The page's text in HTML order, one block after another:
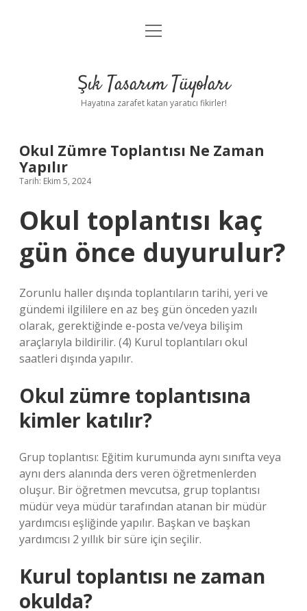
Anasayfa
Yasal Uyarı
menüyü
Şık Tasarım Tüyoları
Hayatına zarafet katan yaratıcı fikirler!
Okul Zümre Toplantısı Ne Zaman
Yapılır
Tarih: Ekim 5, 2024
Okul toplantısı kaç
gün önce duyurulur?
Zorunlu haller dışında toplantıların tarihi, yeri ve
gündemi ilgililere en az beş gün önceden yazılı
olarak, gerektiğinde e-posta ve/veya bilişim
araçlarıyla bildirilir. (4) Kurul toplantıları okul
saatleri dışında yapılır.
Okul zümre toplantısına
kimler katılır?
Grup toplantısı: Eğitim kurumunda aynı sınıfta veya
aynı ders alanında ders veren öğretmenlerden
oluşur. Bir öğretmen mevcutsa, grup toplantısı
müdür veya müdür tarafından atanan bir müdür
yardımcısı eşliğinde yapılır. Başkan ve başkan
yardımcısı 2 yıllık bir süre için seçilir.
Kurul toplantısı ne zaman
okulda?